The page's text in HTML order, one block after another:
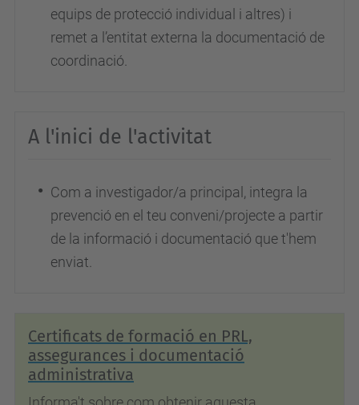
equips de protecció individual i altres) i
remet a l’entitat externa la documentació de
coordinació.
A l'inici de l'activitat
Com a investigador/a principal, integra la
prevenció en el teu conveni/projecte a partir
de la informació i documentació que t'hem
enviat.
Certificats de formació en PRL,
assegurances i documentació
administrativa